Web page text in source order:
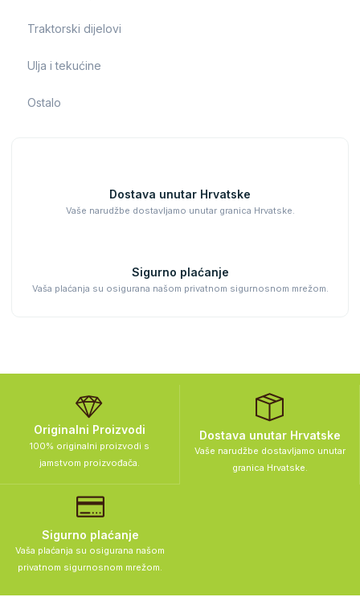
Traktorski dijelovi
Ulja i tekućine
Ostalo
Dostava unutar Hrvatske
Vaše narudžbe dostavljamo unutar granica Hrvatske.
Sigurno plaćanje
Vaša plaćanja su osigurana našom privatnom sigurnosnom mrežom.
Originalni Proizvodi
100% originalni proizvodi s
jamstvom proizvođača.
Dostava unutar Hrvatske
Vaše narudžbe dostavljamo unutar
granica Hrvatske.
Sigurno plaćanje
Vaša plaćanja su osigurana našom
privatnom sigurnosnom mrežom.